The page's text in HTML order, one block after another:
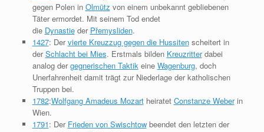
gegen Polen in Olmütz von einem unbekannt gebliebenen
Täter ermordet. Mit seinem Tod endet
die Dynastieder Přemysliden.
1427: Dervierte Kreuzzug gegen die Hussitenscheitert in
derSchlacht bei Mies. Erstmals bilden Kreuzritterdabei
analog dergegnerischen Taktikeine Wagenburg, doch
Unerfahrenheit damit trägt zur Niederlage der katholischen
Truppen bei.
1782:Wolfgang Amadeus Mozartheiratet Constanze Weberin
Wien.
1791: Der Frieden von Swischtowbeendet den letzten der